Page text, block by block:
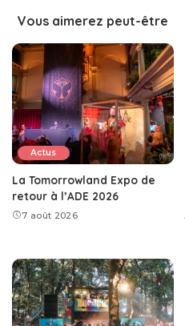
Vous aimerez peut-être
Actus
La Tomorrowland Expo de
retour à l’ADE 2026
7 août 2026